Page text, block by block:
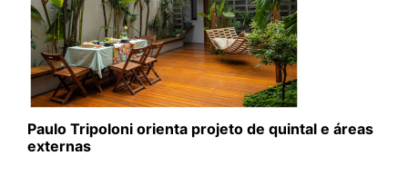
Paulo Tripoloni orienta projeto de quintal e áreas
externas